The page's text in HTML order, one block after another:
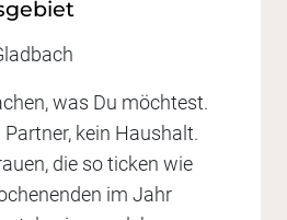
was Du möchtest.
Partner, kein Haushalt.
die so ticken wie
im Jahr